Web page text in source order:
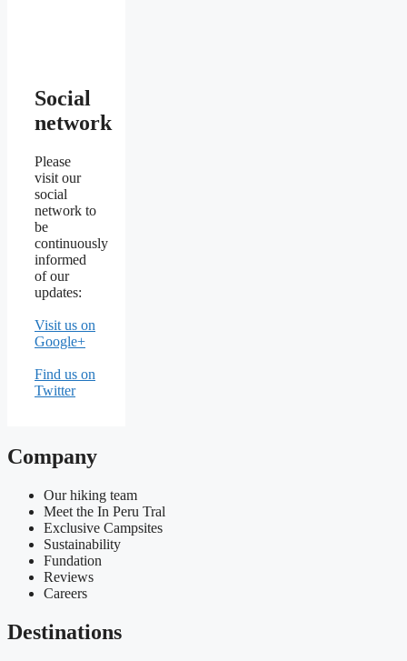
Social
network
Please
visit our
social
network to
be
continuously
informed
of our
updates:
Visit us on
Google+
Find us on
Twitter
Company
Our hiking team
Meet the In Peru Tral
Exclusive Campsites
Sustainability
Fundation
Reviews
Careers
Destinations